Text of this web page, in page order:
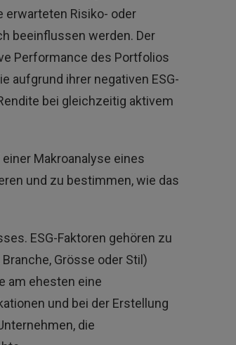
erwarteten Risiko- oder
beeinflussen werden. Der
Performance des Portfolios
aufgrund ihrer negativen ESG-
bei gleichzeitig aktivem
Makroanalyse eines
und zu bestimmen, wie das
ESG-Faktoren gehören zu
Grösse oder Stil)
am ehesten eine
und bei der Erstellung
die